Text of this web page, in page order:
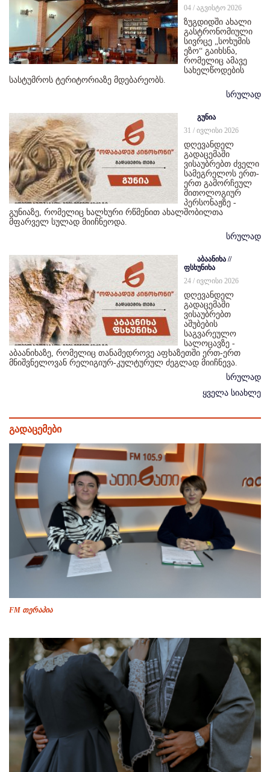
04 / აგვისტო 2026
ზუგდიდში ახალი
გასტრონომიული
სივრცე „სოხუმის
ეზო“ გაიხსნა,
რომელიც ამავე
სახელწოდების
სასტუმროს ტერიტორიაზე მდებარეობს.
სრულად
გუნია
31 / ივლისი 2026
დღევანდელ
გადაცემაში
ვისაუბრებთ ძველი
სამეგრელოს ერთ-
ერთ გამორჩეულ
მითოლოგიურ
პერსონაჟზე -
გუნიაზე, რომელიც ხალხური რწმენით ახალშობილთა
მფარველ სულად მიიჩნეოდა.
სრულად
აბაანიხა //
ფსხუნიხა
24 / ივლისი 2026
დღევანდელ
გადაცემაში
ვისაუბრებთ
აშუბების
საგვარეულო
სალოცავზე -
აბაანიხაზე, რომელიც თანამედროვე აფხაზეთში ერთ-ერთ
მნიშვნელოვან რელიგიურ-კულტურულ ძეგლად მიიჩნევა.
სრულად
ყველა სიახლე
გადაცემები
FM თერაპია